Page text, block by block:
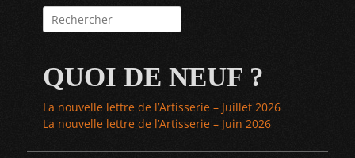
Rechercher :
QUOI DE NEUF ?
La nouvelle lettre de l’Artisserie – Juillet 2026
La nouvelle lettre de l’Artisserie – Juin 2026